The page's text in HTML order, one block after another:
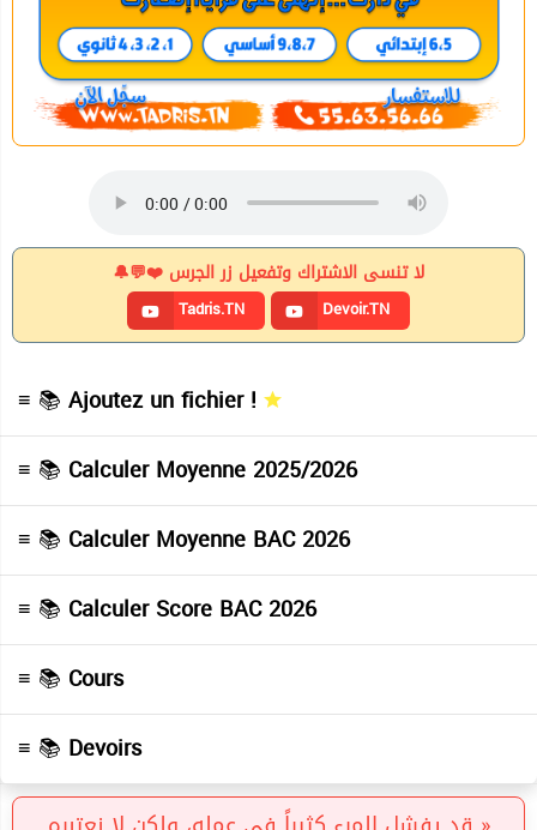
لا تنسى الاشتراك وتفعيل زر الجرس ❤️💬🔔
Tadris.TN Devoir.TN
≡ 📚 Ajoutez un fichier !
≡ 📚 Calculer Moyenne 2025/2026
≡ 📚 Calculer Moyenne BAC 2026
≡ 📚 Calculer Score BAC 2026
≡ 📚 Cours
≡ 📚 Devoirs